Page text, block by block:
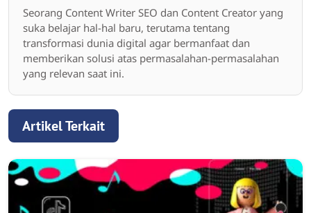
Seorang Content Writer SEO dan Content Creator yang
suka belajar hal-hal baru, terutama tentang
transformasi dunia digital agar bermanfaat dan
memberikan solusi atas permasalahan-permasalahan
yang relevan saat ini.
Artikel Terkait